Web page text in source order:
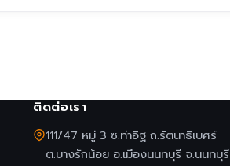
ติดต่อเรา
111/47 หมู่ 3 ซ.ท่าอิฐ ถ.รัตนาธิเบศร์
ต.บางรักน้อย อ.เมืองนนทบุรี จ.นนทบุรี